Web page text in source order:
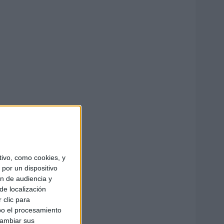
como cookies, y
un dispositivo
de audiencia y
localización
clic para
el procesamiento
sus